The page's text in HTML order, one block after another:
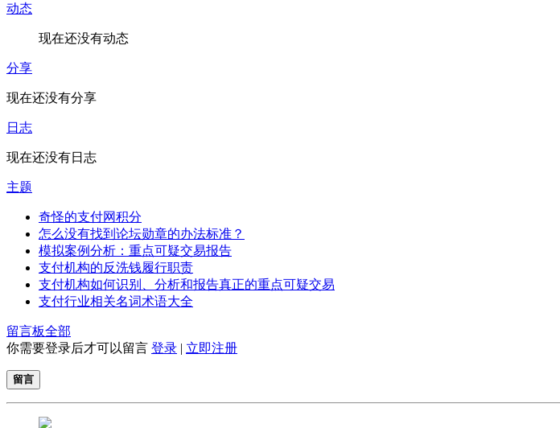
动态
现在还没有动态
分享
现在还没有分享
日志
现在还没有日志
主题
奇怪的支付网积分
怎么没有找到论坛勋章的办法标准？
模拟案例分析：重点可疑交易报告
支付机构的反洗钱履行职责
支付机构如何识别、分析和报告真正的重点可疑交易
支付行业相关名词术语大全
留言板全部
你需要登录后才可以留言 登录 | 立即注册
留言